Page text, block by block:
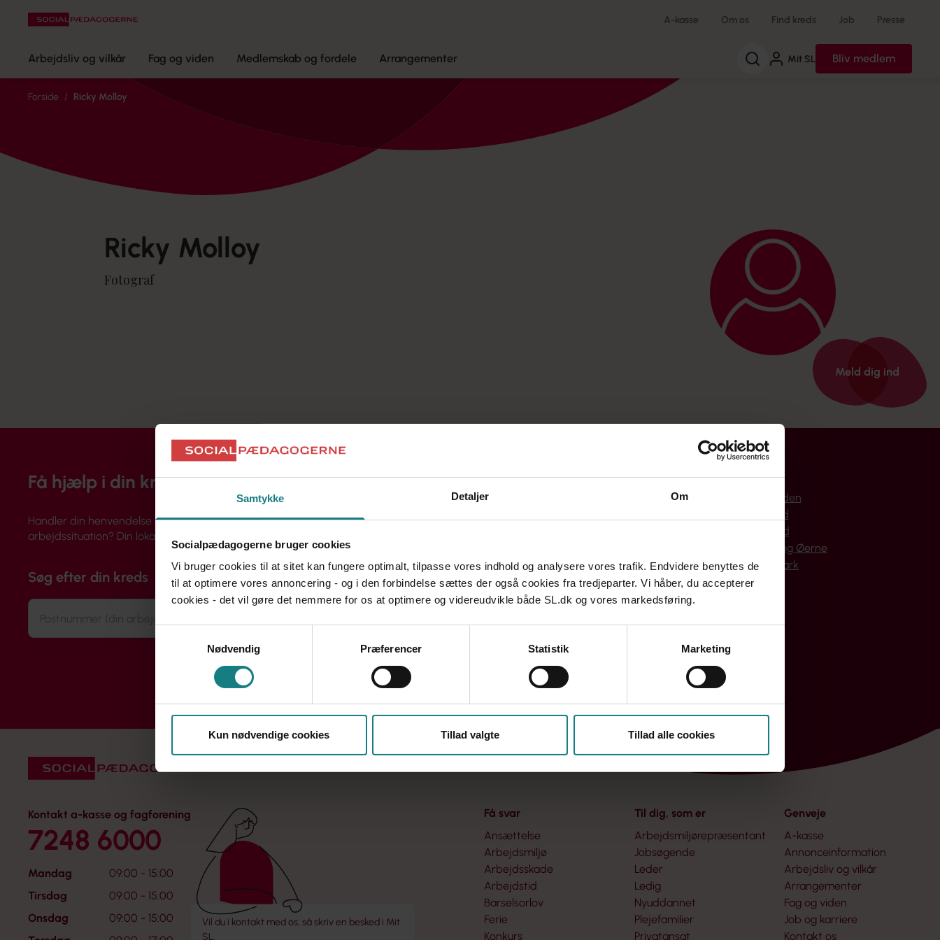
Samtykke Detaljer Om
Socialpædagogerne bruger cookies
Vi bruger cookies til at sitet kan fungere optimalt, tilpasse vores indhold og analysere vores trafik. Endvidere benyttes de
til at optimere vores annoncering - og i den forbindelse sættes der også cookies fra tredjeparter. Vi håber, du accepterer
cookies - det vil gøre det nemmere for os at optimere og videreudvikle både SL.dk og vores markedsføring.
Nødvendig
Præferencer Statistik Marketing
Kun nødvendige cookies Tillad valgte Tillad alle cookies
A-kasse Om os Find kreds Job Presse
Arbejdsliv og vilkår Fag og viden Medlemskab og fordele Arrangementer Mit SL Bliv medlem
Forside Ricky Molloy
Ricky Molloy
Fotograf
Meld dig ind
Få hjælp i din kreds
Handler din henvendelse sig om løn, ansættelse eller din
arbejdssituation? Din lokale kreds rådgiver dig og hjælper dig videre.
Søg efter din kreds
Søg
Bornholm
Hovedstaden
Midtjylland
Nordjylland
Sjælland og Øerne
Syddanmark
Kontakt a-kasse og fagforening
7248 6000
Mandag
09:00 - 15:00
Tirsdag
09:00 - 15:00
Onsdag
09:00 - 15:00
Vil du i kontakt med os, så skriv en besked i Mit
SL.
Få svar
Ansættelse
Arbejdsmiljø
Arbejdsskade
Arbejdstid
Barselsorlov
Ferie
Konkurs
Til dig, som er
Arbejdsmiljørepræsentant
Jobsøgende
Leder
Ledig
Nyuddannet
Plejefamilier
Privatansat
Genveje
A-kasse
Annonceinformation
Arbejdsliv og vilkår
Arrangementer
Fag og viden
Job og karriere
Kontakt os